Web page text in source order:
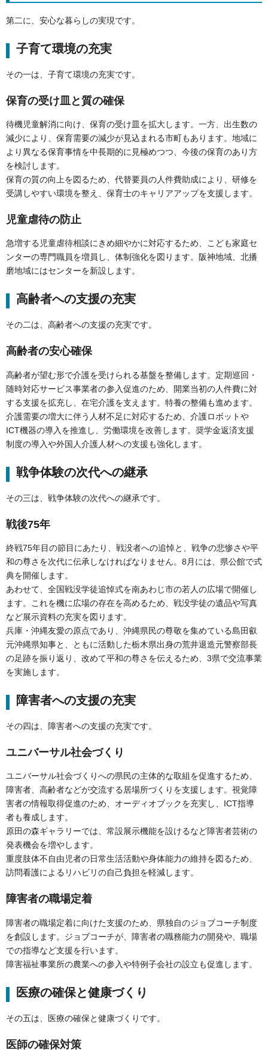
第二に、安心な暮らしの実現です。
子育て環境の充実
その一は、子育て環境の充実です。
保育の受け皿と質の確保
待機児童解消に向け、保育の受け皿を拡大します。一方、出生数の
減少により、保育需要の減少が見込まれる市町もあります。地域に
より異なる保育事情を中長期的に見極めつつ、今後の保育のあり方
を検討します。
保育の質の向上を図るため、代替要員の人件費助成により、研修を
受講しやすい環境を整え、保育士のキャリアアップを支援します。
児童虐待の防止
急増する児童虐待相談にきめ細やかに対応するため、こども家庭セ
ンターの専門職員を増員し、体制強化を図ります。阪神地域、北播
磨地域にはセンターを新設します。
高齢者への支援の充実
その二は、高齢者への支援の充実です。
高齢者の安心確保
高齢者が望む形で介護を受けられる基盤を整備します。定期巡回・
随時対応サービス事業者の参入促進のため、開業当初の人件費に対
する支援を拡充し、在宅介護を支えます。特養の整備も進めます。
介護需要の増大に伴う人材不足に対応するため、介護ロボットや
ICT機器の導入を推進し、労働環境を改善します。奨学金返済支援
制度の導入や外国人介護人材への支援も強化します。
戦争体験の次代への継承
その三は、戦争体験の次代への継承です。
戦後75年
終戦75年目の節目にあたり、戦没者への追悼と、戦争の悲惨さや平
和の尊さを次代に伝承しなければなりません。8月には、県公館で式
典を開催します。
あわせて、全国戦没学徒追悼式を南あわじ市の若人の広場で開催し
ます。これを機に広場の存在を高めるため、戦没学徒の遺品や写真
など展示資料の充実を図ります。
兵庫・沖縄友愛の原点であり、沖縄県民の尊敬を集めている島田叡
元沖縄県知事と、ともに活動した栃木県出身の荒井退造元警察部長
の足跡を振り返り、改めて平和の尊さを伝えるため、3県で交流事業
を実施します。
障害者への支援の充実
その四は、障害者への支援の充実です。
ユニバーサル社会づくり
ユニバーサル社会づくりへの県民の主体的な取組を促進するため、
障害者、高齢者などが交流する居場所づくりを支援します。視覚障
害者の情報取得促進のため、オーディオブックを充実し、ICT指導
者も養成します。
原田の森ギャラリーでは、常設展示機能を設けるなど障害者芸術の
発表機会を増やします。
重度肢体不自由児者の日常生活活動や身体能力の維持を図るため、
訪問看護によるリハビリの自己負担を軽減します。
障害者の職場定着
障害者の職場定着に向けた支援のため、県独自のジョブコーチ制度
を創設します。ジョブコーチが、障害者の職務能力の開発や、職場
での指導など支援を行います。
障害福祉事業所の農業への参入や特例子会社の設立も促進します。
医療の確保と健康づくり
その五は、医療の確保と健康づくりです。
医師の確保対策